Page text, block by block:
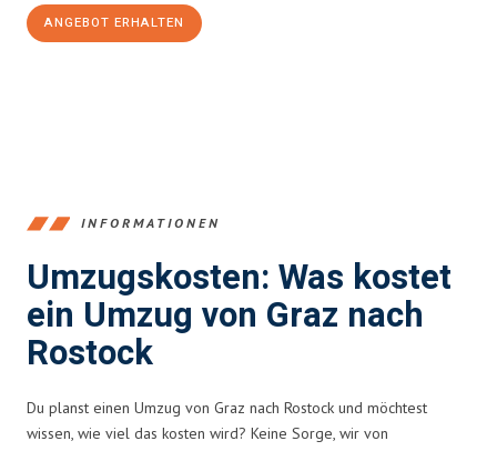
ANGEBOT ERHALTEN
INFORMATIONEN
Umzugskosten: Was kostet
ein Umzug von Graz nach
Rostock
Du planst einen Umzug von Graz nach Rostock und möchtest
wissen, wie viel das kosten wird? Keine Sorge, wir von